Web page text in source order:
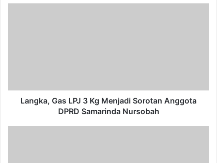
DPRD
Samarinda
Langka, Gas LPJ 3 Kg Menjadi Sorotan Anggota
DPRD Samarinda Nursobah